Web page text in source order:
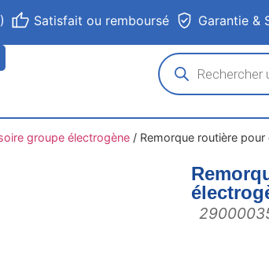
Satisfait ou remboursé Garantie &
groupe électrogène/ Remorque routière